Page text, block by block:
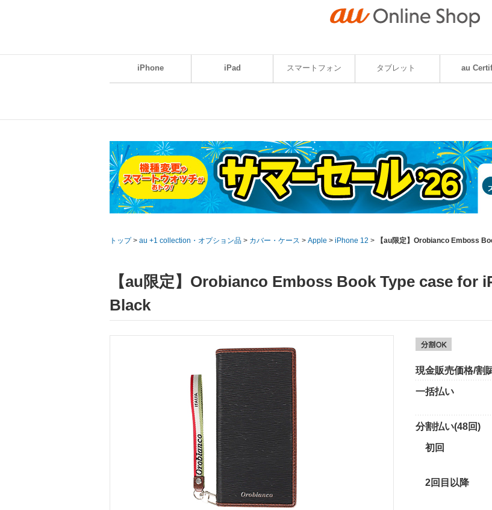
iPhone iPad スマートフォン タブレット au
トップ > au +1 collection・オプション品 > カバー・ケース > Apple > iPhone 12 > 【au限定】Orobianco Emboss
【au限定】Orobianco Emboss Book Type case for
Black
現金販売価格/割
一括払い
分割払い(48回)
初回
2回目以降